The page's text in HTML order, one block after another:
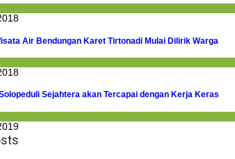
Air Bendungan Karet Tirtonadi Mulai Dilirik Warga
Sejahtera akan Tercapai dengan Kerja Keras